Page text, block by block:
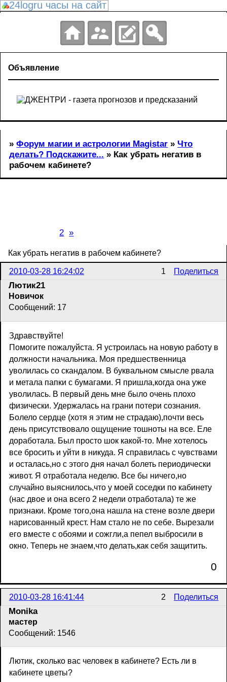
24logru часы на сайт
Объявление
»Форум магии и астрологии Magistar »Что
делать? Подскажите... » Как убрать негатив в
рабочем кабинете?
Как убрать негатив в рабочем кабинете?
2 »
Поделиться
1
2010-03-28 16:24:02
Лютик21
Новичок
Сообщений: 17
Здравствуйте!
Помогите пожалуйста. Я устроилась на новую работу в
должности начальника. Моя предшественница
уволилась со скандалом. В буквальном смысле рвала
и метала папки с бумагами. Я пришла,когда она уже
уволилась. В первый день мне было очень плохо
физически. Удержалась на грани потери сознания.
Болело сердце (хотя я этим не страдаю),почти весь
день присутствовало ощущение тошноты на все. Еле
доработала. Был просто шок какой-то. Мне хотелось
все бросить и уйти в никуда. Я справилась с чувствами
и осталась,но с этого дня начал болеть периодически
живот. Я отработала неделю. Все бы ничего,но
случайно выяснилось,что у моей соседки по кабинету
(нас двое и она всего 2 недели отработала) те же
признаки. Кроме того,она нашла на стене возле двери
нарисованный крест. Нам стало не по себе. Вырезали
его вместе с обоями и сожгли,а пепел выбросили в
окно. Теперь не знаем,что делать,как себя защитить.
0
Поделиться
2
2010-03-28 16:41:44
Monika
мастер
Сообщений: 1546
Лютик, сколько вас человек в кабинете? Есть ли в
кабинете цветы?